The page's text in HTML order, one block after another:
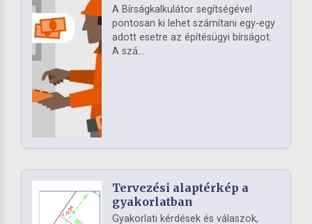
A Bírságkalkulátor segítségével
pontosan ki lehet számítani egy-egy
adott esetre az építésügyi bírságot.
A szá...
Tervezési alaptérkép a
gyakorlatban
Gyakorlati kérdések és válaszok,